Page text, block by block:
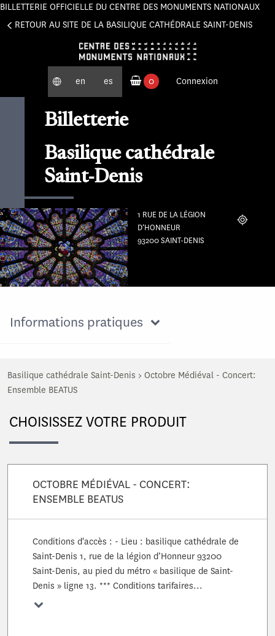
BILLETTERIE OFFICIELLE DU CENTRE DES MONUMENTS NATIONAUX
RETOUR AU SITE DE LA BASILIQUE CATHÉDRALE SAINT-DENIS
en es
0
Connexion
Billetterie
Basilique cathédrale
Saint-Denis
1 RUE DE LA LÉGION
D’HONNEUR
93200 SAINT-DENIS
Localiser
Informations pratiques
Basilique cathédrale Saint-Denis > Octobre Médiéval - Concert:
Ensemble BEATUS
CHOISISSEZ VOTRE PRODUIT
OCTOBRE MÉDIÉVAL - CONCERT:
ENSEMBLE BEATUS
Conditions d'accès : - Lieu : basilique cathédrale de
Saint-Denis 1, rue de la légion d’Honneur 93200
Saint-Denis, au pied du métro « basilique de Saint-
Denis » ligne 13. *** Conditions tarifaires...
Voir plus
Panneau de gestion des cookies